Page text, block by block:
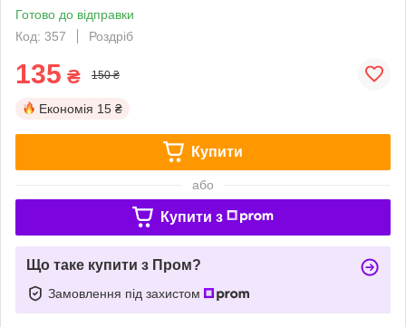
Готово до відправки
Код: 357
Роздріб
135 ₴ 150 ₴
Економія 15 ₴
Купити
або
Купити з
Що таке купити з Пром?
Замовлення під захистом